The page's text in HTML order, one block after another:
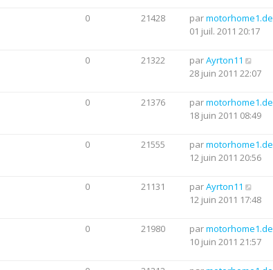
0 21428 parmotorhome1.de
01 juil. 2011 20:17
0 21322 parAyrton11
28 juin 2011 22:07
0 21376 parmotorhome1.de
18 juin 2011 08:49
0 21555 parmotorhome1.de
12 juin 2011 20:56
0 21131 parAyrton11
12 juin 2011 17:48
0 21980 parmotorhome1.de
10 juin 2011 21:57